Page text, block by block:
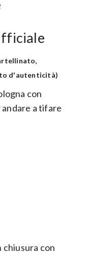
d'autenticità)
con
a tifare
chiusura con